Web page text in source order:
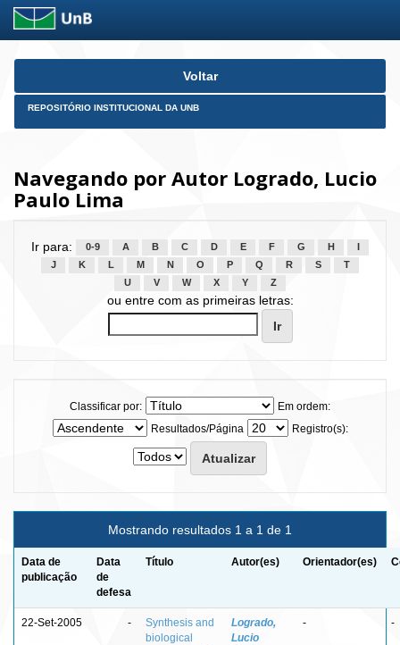
Skip
Voltar
REPOSITÓRIO INSTITUCIONAL DA UNB
Navegando por Autor Logrado, Lucio
Paulo Lima
Ir para: 0-9 A B C D E F G H
J
K L M N O P Q R S
T
U
V W X Y Z
ou entre com as primeiras letras:
Classificar por:
Em ordem:
Resultados/Página
Registro(s):
Mostrando resultados 1 a 1 de 1
Data de
publicação
Data
de
defesa
Título Autor(es) Orientador(es)
22-Set-2005 -
Synthesis and
biological
Logrado,
Lucio
- -